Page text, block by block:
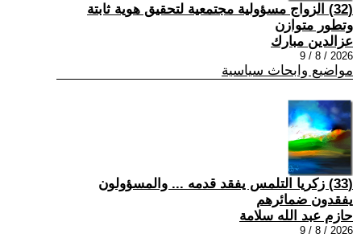
(32) الزواج مسؤولية مجتمعية لتحقيق هوية ثابتة
وتطور متوازن
عزالدين مبارك
2026 / 8 / 9
مواضيع وابحاث سياسية
(33) زكريا التلمس يفقد قدمه ... والمسؤولون
يفقدون ضمائرهم
حازم عبد الله سلامة
2026 / 8 / 9